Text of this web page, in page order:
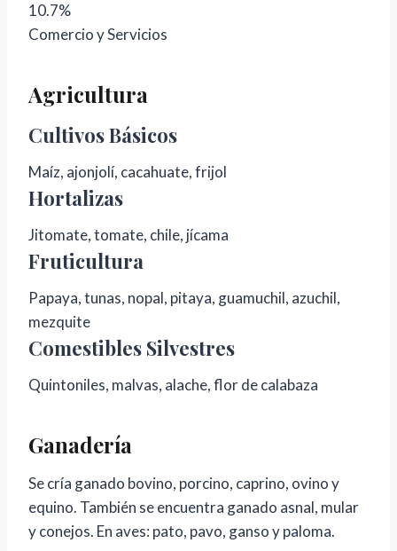
10.7%
Comercio y Servicios
Agricultura
Cultivos Básicos
Maíz, ajonjolí, cacahuate, frijol
Hortalizas
Jitomate, tomate, chile, jícama
Fruticultura
Papaya, tunas, nopal, pitaya, guamuchil, azuchil,
mezquite
Comestibles Silvestres
Quintoniles, malvas, alache, flor de calabaza
Ganadería
Se cría ganado bovino, porcino, caprino, ovino y
equino. También se encuentra ganado asnal, mular
y conejos. En aves: pato, pavo, ganso y paloma.